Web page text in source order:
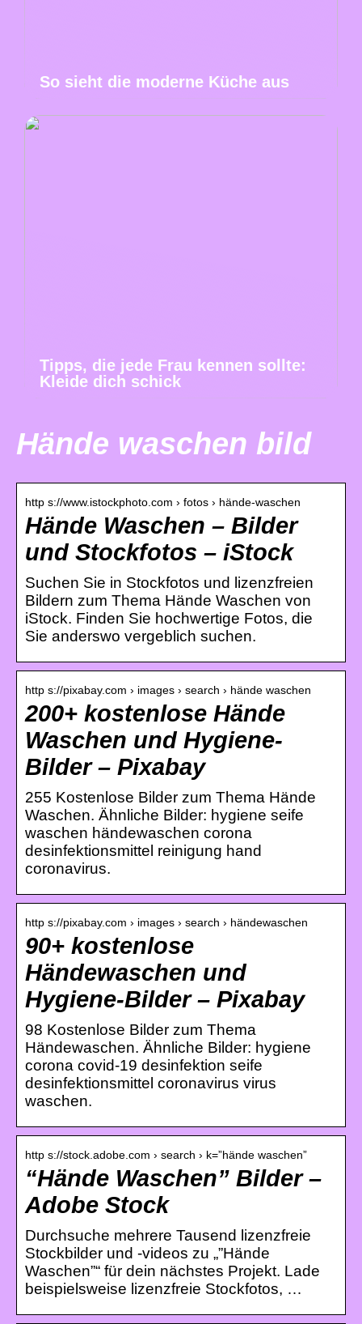
So sieht die moderne Küche aus
Tipps, die jede Frau kennen sollte:
Kleide dich schick
Hände waschen bild
http s://www.istockphoto.com › fotos › hände-waschen
Hände Waschen – Bilder
und Stockfotos – iStock
Suchen Sie in Stockfotos und lizenzfreien
Bildern zum Thema Hände Waschen von
iStock. Finden Sie hochwertige Fotos, die
Sie anderswo vergeblich suchen.
http s://pixabay.com › images › search › hände waschen
200+ kostenlose Hände
Waschen und Hygiene-
Bilder – Pixabay
255 Kostenlose Bilder zum Thema Hände
Waschen. Ähnliche Bilder: hygiene seife
waschen händewaschen corona
desinfektionsmittel reinigung hand
coronavirus.
http s://pixabay.com › images › search › händewaschen
90+ kostenlose
Händewaschen und
Hygiene-Bilder – Pixabay
98 Kostenlose Bilder zum Thema
Händewaschen. Ähnliche Bilder: hygiene
corona covid-19 desinfektion seife
desinfektionsmittel coronavirus virus
waschen.
http s://stock.adobe.com › search › k=”hände waschen”
“Hände Waschen” Bilder –
Adobe Stock
Durchsuche mehrere Tausend lizenzfreie
Stockbilder und -videos zu „”Hände
Waschen”“ für dein nächstes Projekt. Lade
beispielsweise lizenzfreie Stockfotos, …